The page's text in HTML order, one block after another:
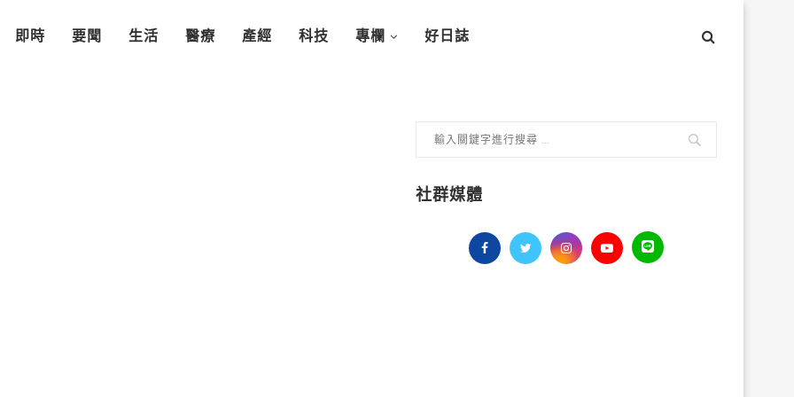
即時 要聞 生活 醫療 產經 科技 專欄 好日誌
社群媒體